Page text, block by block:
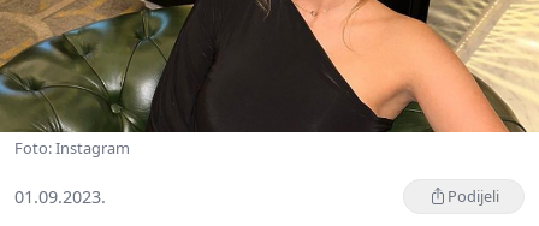
Foto: Instagram
01.09.2023. Podijeli